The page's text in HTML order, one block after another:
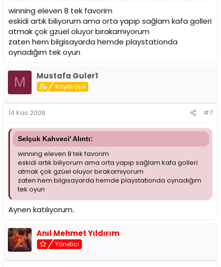
winning eleven 8 tek favorim
eskidi artık biliyorum ama orta yapıp sağlam kafa golleri
atmak çok gzüel oluyor bırakamıyorum
zaten hem bilgisayarda hemde playstationda
oynadığım tek oyun
M Mustafa Guler1
Kayıtlı Üye
14 Kas 2008 #7
Selçuk Kahveci' Alıntı:
winning eleven 8 tek favorim
eskidi artık biliyorum ama orta yapıp sağlam kafa golleri
atmak çok gzüel oluyor bırakamıyorum
zaten hem bilgisayarda hemde playstationda oynadığım
tek oyun
Aynen katılıyorum.
Anıl Mehmet Yıldırım
Yönetici